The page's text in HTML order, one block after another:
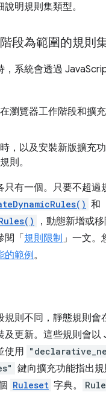
明規則集類型。
段為範圍的規則
，系統會透過
瀏覽器工作階段和擴
，以及安裝新版擴充
則。
只有一個。只要不超過
和
，動態新增或
「 規則限制 」一文。
的範例。
規則不同，靜態規則會
及更新。這些規則會以
使用
鍵向擴充功能指出
Ruleset 字典。